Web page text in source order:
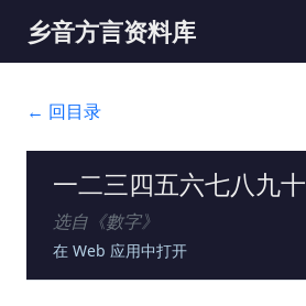
乡音方言资料库
← 回目录
一二三四五六七八九十
选自《數字》
在 Web 应用中打开